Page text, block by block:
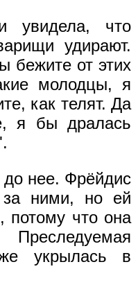
увидела, что
удирают.
бежите от этих
молодцы, я
как телят. Да
я бы дралась
нее. Фрёйдис
за ними, но ей
потому что она
укрылась в